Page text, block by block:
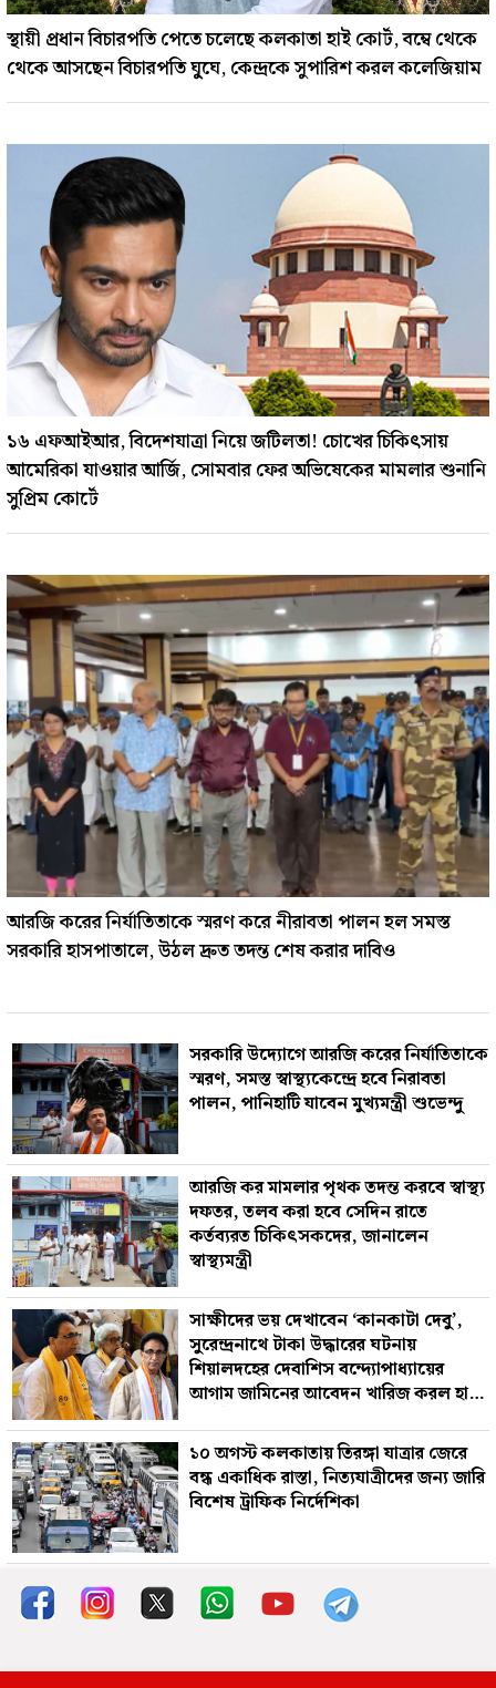
স্থায়ী প্রধান বিচারপতি পেতে চলেছে কলকাতা হাই কোর্ট, বম্বে থেকে
থেকে আসছেন বিচারপতি ঘু্ঘে, কেন্দ্রকে সুপারিশ করল কলেজিয়াম
১৬ এফআইআর, বিদেশযাত্রা নিয়ে জটিলতা! চোখের চিকিৎসায়
আমেরিকা যাওয়ার আর্জি, সোমবার ফের অভিষেকের মামলার শুনানি
সুপ্রিম কোর্টে
আরজি করের নির্যাতিতাকে স্মরণ করে নীরাবতা পালন হল সমস্ত
সরকারি হাসপাতালে, উঠল দ্রুত তদন্ত শেষ করার দাবিও
সরকারি উদ‍্যোগে আরজি করের নির্যাতিতাকে
স্মরণ, সমস্ত স্বাস্থ্যকেন্দ্রে হবে নিরাবতা
পালন, পানিহাটি যাবেন মুখ্যমন্ত্রী শুভেন্দু
আরজি কর মামলার পৃথক তদন্ত করবে স্বাস্থ্য
দফতর, তলব করা হবে সেদিন রাতে
কর্তব্যরত চিকিৎসকদের, জানালেন
স্বাস্থ্যমন্ত্রী
সাক্ষীদের ভয় দেখাবেন ‘কানকাটা দেবু’,
সুরেন্দ্রনাথে টাকা উদ্ধারের ঘটনায়
শিয়ালদহের দেবাশিস বন্দ‍্যোপাধ‍্যায়ের
আগাম জামিনের আবেদন খারিজ করল হাই
১০ অগস্ট কলকাতায় তিরঙ্গা যাত্রার জেরে
বন্ধ একাধিক রাস্তা, নিত্যযাত্রীদের জন্য জারি
বিশেষ ট্রাফিক নির্দেশিকা